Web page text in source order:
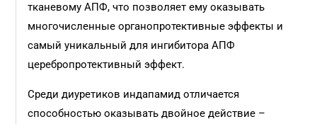
тканевому АПФ, что позволяет ему оказывать
многочисленные органопротективные эффекты и
самый уникальный для ингибитора АПФ
церебропротективный эффект.
Среди диуретиков индапамид отличается
способностью оказывать двойное действие –